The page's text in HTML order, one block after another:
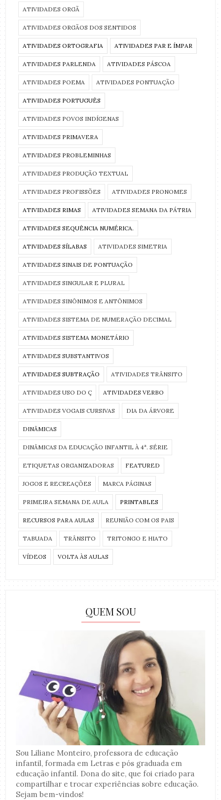
ATIVIDADES ORGÃ
ATIVIDADES ORGÃOS DOS SENTIDOS
ATIVIDADES ORTOGRAFIA ATIVIDADES PAR E ÍMPAR
ATIVIDADES PARLENDA ATIVIDADES PÁSCOA
ATIVIDADES POEMA ATIVIDADES PONTUAÇÃO
ATIVIDADES PORTUGUÊS
ATIVIDADES POVOS INDÍGENAS
ATIVIDADES PRIMAVERA
ATIVIDADES PROBLEMINHAS
ATIVIDADES PRODUÇÃO TEXTUAL
ATIVIDADES PROFISSÕES ATIVIDADES PRONOMES
ATIVIDADES RIMAS ATIVIDADES SEMANA DA PÁTRIA
ATIVIDADES SEQUÊNCIA NUMÉRICA.
ATIVIDADES SÍLABAS ATIVIDADES SIMETRIA
ATIVIDADES SINAIS DE PONTUAÇÃO
ATIVIDADES SINGULAR E PLURAL
ATIVIDADES SINÔNIMOS E ANTÔNIMOS
ATIVIDADES SISTEMA DE NUMERAÇÃO DECIMAL
ATIVIDADES SISTEMA MONETÁRIO
ATIVIDADES SUBSTANTIVOS
ATIVIDADES SUBTRAÇÃO ATIVIDADES TRÂNSITO
ATIVIDADES USO DO Ç ATIVIDADES VERBO
ATIVIDADES VOGAIS CURSIVAS DIA DA ÁRVORE
DINÂMICAS
DINÂMICAS DA EDUCAÇÃO INFANTIL À 4ª. SÉRIE
ETIQUETAS ORGANIZADORAS FEATURED
JOGOS E RECREAÇÕES MARCA PÁGINAS
PRIMEIRA SEMANA DE AULA PRINTABLES
RECURSOS PARA AULAS REUNIÃO COM OS PAIS
TABUADA TRÂNSITO TRITONGO E HIATO
VÍDEOS VOLTA ÀS AULAS
QUEM SOU
Sou Liliane Monteiro, professora de educação
infantil, formada em Letras e pós graduada em
educação infantil. Dona do site, que foi criado para
compartilhar e trocar experiências sobre educação.
Sejam bem-vindos!